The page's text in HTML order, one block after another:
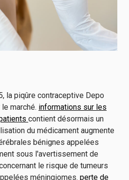
la piqûre contraceptive Depo
marché. informations sur les
contient désormais un
du médicament augmente
bénignes appelées
sous l'avertissement de
le risque de tumeurs
méningiomes. perte de